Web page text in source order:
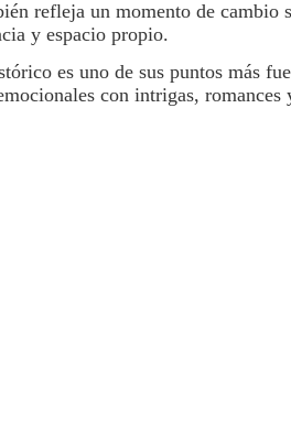
refleja un momento de cambio
y espacio propio.
es uno de sus puntos más
con intrigas, romances